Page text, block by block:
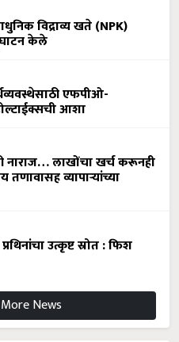
विद्राव्य खते (NPK)
केले
एफपीओ-
आशा
नाराज… लाखोंचा खर्च करूनही
तणावासह व्यापाऱ्यांच्या
उत्कृष्ट स्रोत : फिश
More News